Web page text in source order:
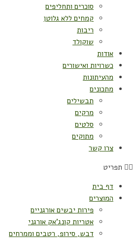
סוכרים ותחליפים
קמחים ללא גלוטן
ריבות
שוקולד
אודות
כשרויות ואישורים
מהעיתונות
מתכונים
תבשילים
מרקים
סלטים
מתוקים
צרו קשר
תפריט
דף בית
המוצרים
פירות יבשים אורגניים
אטריות קונג'אק אורגני
דבש, סירופ, רטבים וממרחים